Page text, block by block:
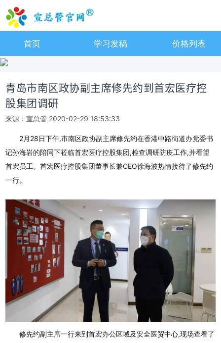
首页 学习发稿 价格列表
青岛市南区政协副主席修先约到首宏医疗控
股集团调研
来源：宣总管 2020-02-29 18:53:33
2月28日下午,市南区政协副主席修先约在香港中路街道办党委书
记孙海岩的陪同下莅临首宏医疗控股集团,检查调研防疫工作,并看望
首宏员工。首宏医疗控股集团董事长兼CEO徐海波热情接待了修先约
一行。
修先约副主席一行来到首宏办公区域及安全医贸中心,现场查看了